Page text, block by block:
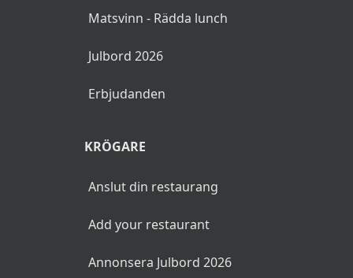
Matsvinn - Rädda lunch
Julbord 2026
Erbjudanden
KRÖGARE
Anslut din restaurang
Add your restaurant
Annonsera Julbord 2026